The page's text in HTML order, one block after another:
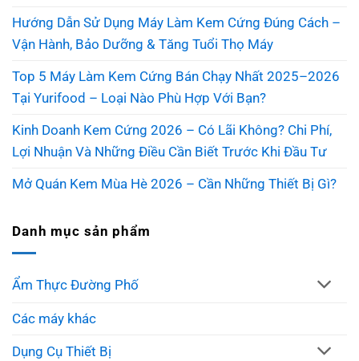
Hướng Dẫn Sử Dụng Máy Làm Kem Cứng Đúng Cách –
Vận Hành, Bảo Dưỡng & Tăng Tuổi Thọ Máy
Top 5 Máy Làm Kem Cứng Bán Chạy Nhất 2025–2026
Tại Yurifood – Loại Nào Phù Hợp Với Bạn?
Kinh Doanh Kem Cứng 2026 – Có Lãi Không? Chi Phí,
Lợi Nhuận Và Những Điều Cần Biết Trước Khi Đầu Tư
Mở Quán Kem Mùa Hè 2026 – Cần Những Thiết Bị Gì?
Danh mục sản phẩm
Ẩm Thực Đường Phố
Các máy khác
Dụng Cụ Thiết Bị